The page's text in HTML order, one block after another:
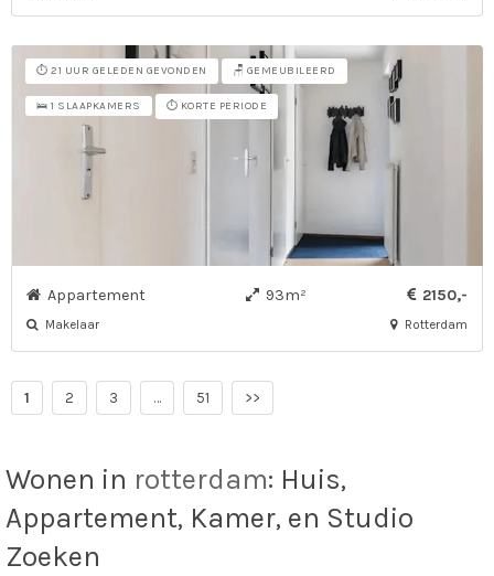
⏱️ 21 UUR GELEDEN GEVONDEN 🪑 GEMEUBILEERD
🛌 1 SLAAPKAMERS ⏱️ KORTE PERIODE
Appartement 93m² 2150,-
Makelaar Rotterdam
1 2 3 … 51 >>
Wonen in rotterdam: Huis,
Appartement, Kamer, en Studio
Zoeken